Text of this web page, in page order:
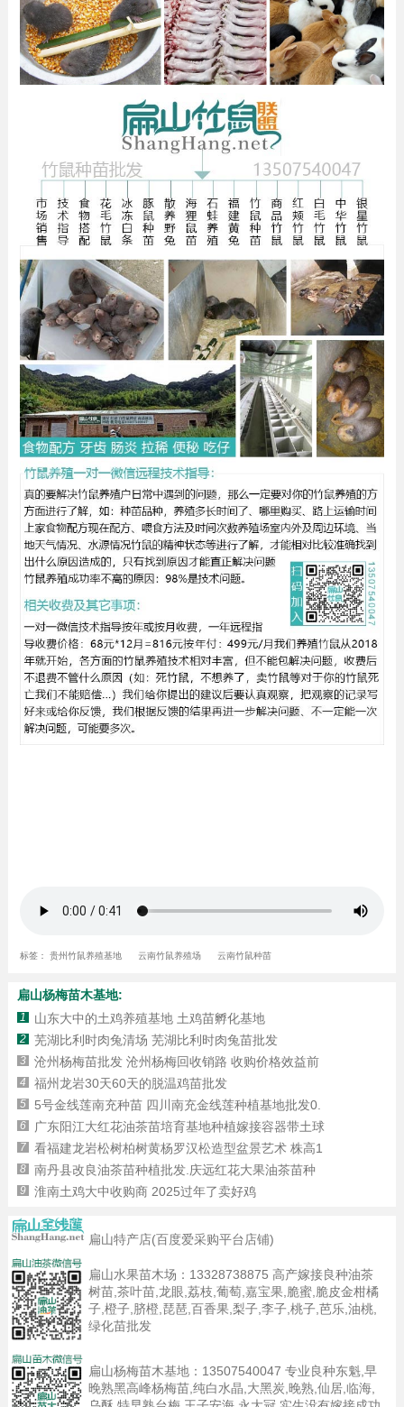
标签： 贵州竹鼠养殖基地 云南竹鼠养殖场 云南竹鼠种苗
扁山杨梅苗木基地:
1 山东大中的土鸡养殖基地 土鸡苗孵化基地
2 芜湖比利时肉兔清场 芜湖比利时肉兔苗批发
3 沧州杨梅苗批发 沧州杨梅回收销路 收购价格效益前
4 福州龙岩30天60天的脱温鸡苗批发
5 5号金线莲南充种苗 四川南充金线莲种植基地批发0.
6 广东阳江大红花油茶苗培育基地种植嫁接容器带土球
7 看福建龙岩松树柏树黄杨罗汉松造型盆景艺术 株高1
8 南丹县改良油茶苗种植批发.庆远红花大果油茶苗种
9 淮南土鸡大中收购商 2025过年了卖好鸡
扁山特产店(百度爱采购平台店铺)
扁山水果苗木场： 13328738875 高产嫁接良种油茶
树苗,茶叶苗,龙眼,荔枝,葡萄,嘉宝果,脆蜜,脆皮金柑橘
子,橙子,脐橙,琵琶,百香果,梨子,李子,桃子,芭乐,油桃,
绿化苗批发
扁山杨梅苗木基地： 13507540047 专业良种东魁,早
晚熟黑高峰杨梅苗,纯白水晶,大黑炭,晚熟,仙居,临海,